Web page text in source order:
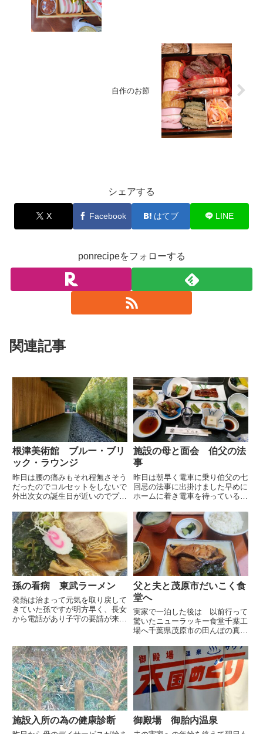
自作のお節
シェアする
X Facebook はてブ LINE
ponrecipeをフォローする
関連記事
根津美術館 ブルー・ブリ
ック・ラウンジ
昨日は腰の痛みもそれ程無さそう
だったのでコルセットをしないで
外出次女の誕生日が近いのでプレ
メが良いけれど品物は決まってい
ないとのことなので、買い物がて
ら一緒に出掛けることになりまし
たかなり歩いたので帰宅してか
ら...
施設の母と面会 伯父の法
事
昨日は朝早く電車に乗り伯父の七
回忌の法事に出掛けました早めに
ホームに着き電車を待っていると
来あやめ祭りの時期に出ている臨
時列車だそうです新宿駅出発で途
中何箇所か駅に停車しながら佐原
駅・潮来駅・鹿島神宮駅間を直
通...
孫の看病 東武ラーメン
発熱は治まって元気を取り戻して
きていた孫ですが明方早く、長女
から電話があり子守の要請が来ま
身支度をして猛暑の中、出掛けて
きました孫は熱はありませんがや
はりダルそうでずっと寝たり起
き...
父と夫と茂原市だいこく食
堂へ
実家で一泊した後は 以前行って
驚いたニューラッキー食堂千葉工
場へ千葉県茂原市の田んぼの真ん
お煎餅工場に併設されている食堂
ですこちらは三真で働かれている
方の為の社員食堂ですが一般の方
にも開放していて その驚きの
安...
施設入所の為の健康診断 御殿場 御胎内温泉